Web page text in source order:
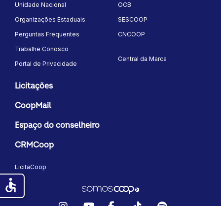
Unidade Nacional
Organizações Estaduais
Perguntas Frequentes
Trabalhe Conosco
Portal de Privacidade
OCB
SESCOOP
CNCOOP
Central da Marca
Licitações
CoopMail
Espaço do conselheiro
CRMCoop
LicitaCoop
accessible